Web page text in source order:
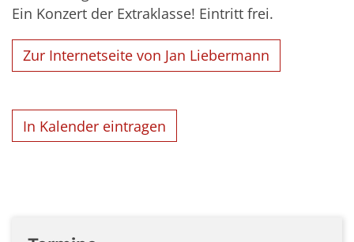
Ein Konzert der Extraklasse! Eintritt frei.
Zur Internetseite von Jan Liebermann
In Kalender eintragen